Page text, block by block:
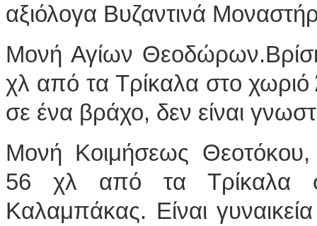
αξιόλογα Βυζαντινά
Μονή Αγίων
χλ από τα Τρίκαλα στο
σε ένα βράχο, δεν είναι
Μονή Κοιμήσεως Θεοτόκου,
56 χλ από τα Τρίκαλα
Καλαμπάκας. Είναι